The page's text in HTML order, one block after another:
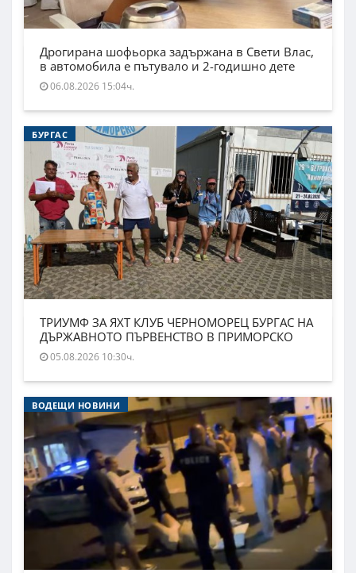
Дрогирана шофьорка задържана в Свети Влас,
в автомобила е пътувало и 2-годишно дете
06.08.2026 15:04ч.
БУРГАС
ТРИУМФ ЗА ЯХТ КЛУБ ЧЕРНОМОРЕЦ БУРГАС НА
ДЪРЖАВНОТО ПЪРВЕНСТВО В ПРИМОРСКО
05.08.2026 10:30ч.
ВОДЕЩИ НОВИНИ